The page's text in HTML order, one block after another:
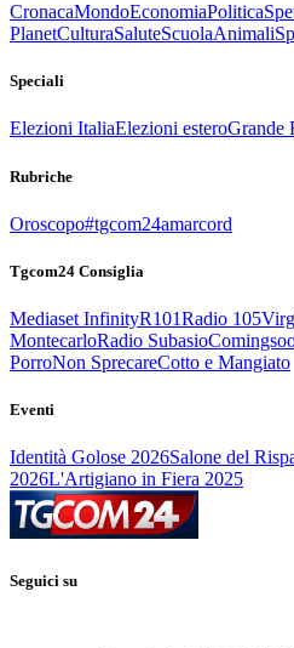
CronacaMondoEconomiaPolitica
PlanetCulturaSaluteScuolaAnimali
Speciali
Elezioni ItaliaElezioni esteroGrande
Rubriche
Oroscopo#tgcom24amarcord
Tgcom24 Consiglia
Mediaset InfinityR101Radio 105
MontecarloRadio Subasio
PorroNon SprecareCotto e Mangiato
Eventi
Identità Golose 2026Salone del
2026L'Artigiano in Fiera 2025
Seguici su